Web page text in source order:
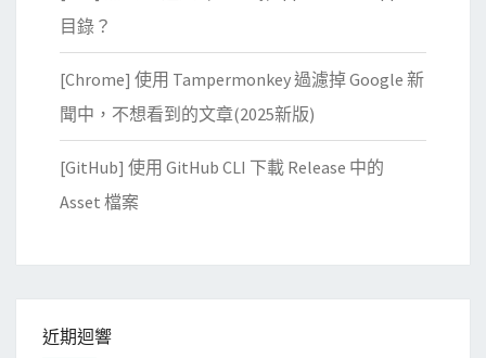
目錄？
[Chrome] 使用 Tampermonkey 過濾掉 Google 新
聞中，不想看到的文章(2025新版)
[GitHub] 使用 GitHub CLI 下載 Release 中的
Asset 檔案
近期迴響